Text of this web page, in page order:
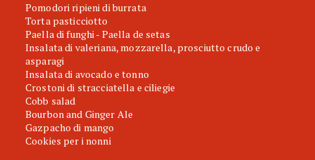
Pomodori ripieni di burrata
Torta pasticciotto
Paella di funghi - Paella de setas
Insalata di valeriana, mozzarella, prosciutto crudo e
asparagi
Insalata di avocado e tonno
Crostoni di stracciatella e ciliegie
Cobb salad
Bourbon and Ginger Ale
Gazpacho di mango
Cookies per i nonni